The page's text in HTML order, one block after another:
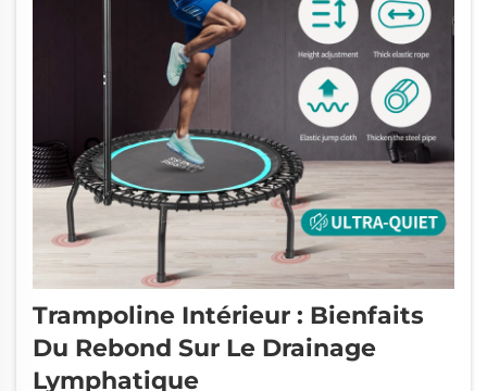
Trampoline Intérieur : Bienfaits
Du Rebond Sur Le Drainage
Lymphatique